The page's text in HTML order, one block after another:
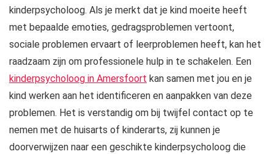
kinderpsycholoog. Als je merkt dat je kind moeite heeft
met bepaalde emoties, gedragsproblemen vertoont,
sociale problemen ervaart of leerproblemen heeft, kan het
raadzaam zijn om professionele hulp in te schakelen. Een
kinderpsycholoog in Amersfoort kan samen met jou en je
kind werken aan het identificeren en aanpakken van deze
problemen. Het is verstandig om bij twijfel contact op te
nemen met de huisarts of kinderarts, zij kunnen je
doorverwijzen naar een geschikte kinderpsycholoog die